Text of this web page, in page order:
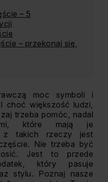
– 5
– przekonaj się,
moc symboli i
choć większość ludzi,
trzeba pomóc, nadal
które mają je
z takich rzeczy jest
Nie trzeba być
Jest to przede
który pasuje
stylu. Poznaj nasze